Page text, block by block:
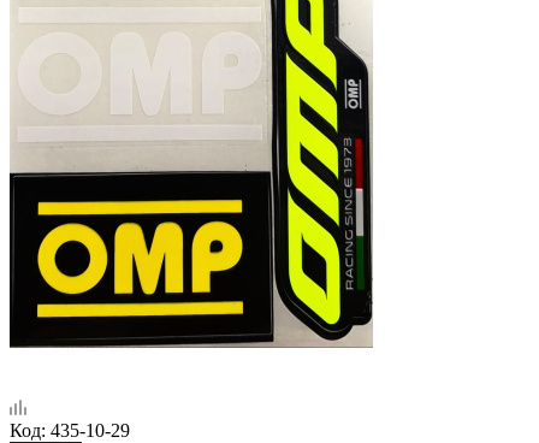
Код: 435-10-29